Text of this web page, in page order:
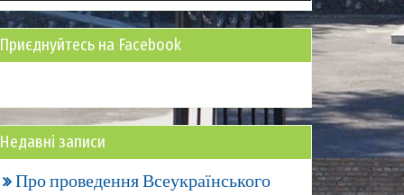
Приєднуйтесь на Facebook
Недавні записи
Про проведення Всеукраїнського